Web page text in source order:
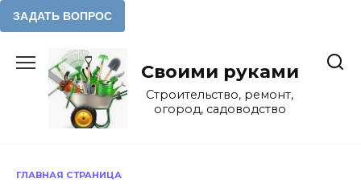
содержанию
Своими руками
Строительство, ремонт,
огород, садоводство
ГЛАВНАЯ СТРАНИЦА